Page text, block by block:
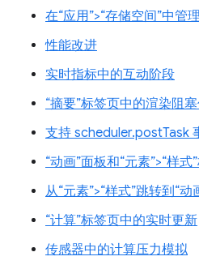
在“应用”>“存储空间”中管
性能改进
实时指标中的互动阶段
“摘要”标签页中的渲染阻
支持 scheduler.postTask
“动画”面板和“元素”>“样
从“元素”>“样式”跳转到“动
“计算”标签页中的实时更新
传感器中的计算压力模拟